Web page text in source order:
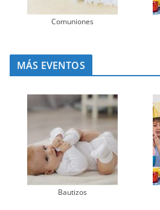
Comuniones
MÁS EVENTOS
Bautizos